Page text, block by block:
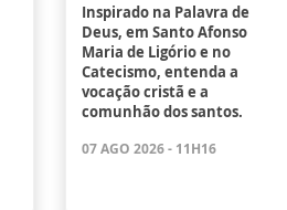
Inspirado na Palavra de
Deus, em Santo Afonso
Maria de Ligório e no
Catecismo, entenda a
vocação cristã e a
comunhão dos santos.
07 AGO 2026 - 11H16